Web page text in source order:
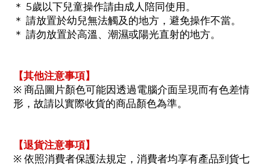
＊ 5歲以下兒童操作請由成人陪同使用。
＊ 請放置於幼兒無法觸及的地方，避免操作不當。
＊ 請勿放置於高溫、潮濕或陽光直射的地方。
【其他注意事項】
※ 商品圖片顏色可能因透過電腦介面呈現而有色差情
形，故請以實際收貨的商品顏色為準。
【退貨注意事項】
※ 依照消費者保護法規定，消費者均享有產品到貨七